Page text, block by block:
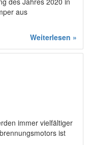
aus
Weiterlesen »
immer vielfältiger
ist